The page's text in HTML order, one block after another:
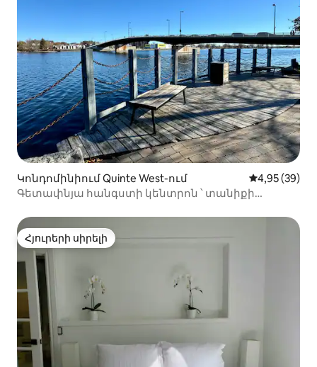
Կոնդոմինիում Quinte West-ում Միջին
4,95 (39)
Գետափնյա հանգստի կենտրոն ՝ տանիքի
Հյուրերի սիրելի
Հյուրերի սիրելի